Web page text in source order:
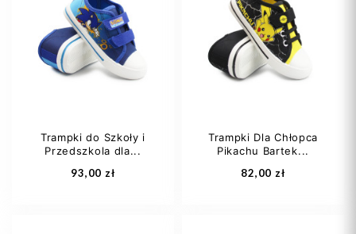
26
34
Dodaj do koszyka
32
Dodaj do koszyka
Trampki do Szkoły i
Przedszkola dla...
93,00 zł
Trampki Dla Chłopca
Pikachu Bartek...
82,00 zł